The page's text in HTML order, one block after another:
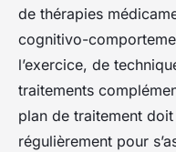
de thérapies
cognitivo-
l’exercice, de
traitements
plan de traitement
régulièrement pour